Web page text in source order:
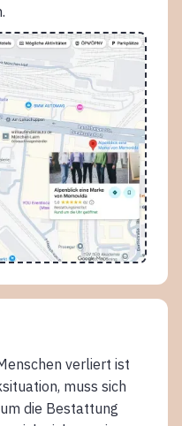
verliert ist
muss sich
die Bestattung